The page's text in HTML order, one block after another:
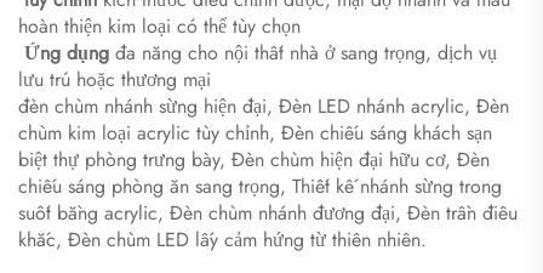
hoàn thiện kim loại có thể tùy chọn
​Ứng dụng​ đa năng cho nội thất nhà ở sang trọng, dịch vụ
lưu trú hoặc thương mại
đèn chùm nhánh sừng hiện đại, Đèn LED nhánh acrylic, Đèn
chùm kim loại acrylic tùy chỉnh, Đèn chiếu sáng khách sạn
biệt thự phòng trưng bày, Đèn chùm hiện đại hữu cơ, Đèn
chiếu sáng phòng ăn sang trọng, Thiết kế nhánh sừng trong
suốt bằng acrylic, Đèn chùm nhánh đương đại, Đèn trần điêu
khắc, Đèn chùm LED lấy cảm hứng từ thiên nhiên.